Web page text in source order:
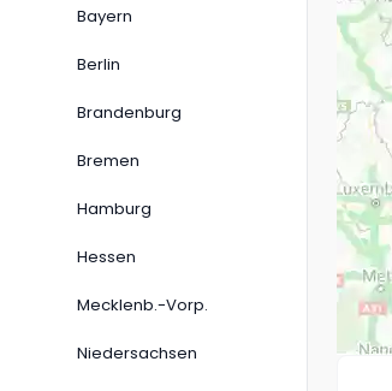
Bayern
Berlin
Brandenburg
Bremen
Hamburg
Hessen
Mecklenb.-Vorp.
Niedersachsen